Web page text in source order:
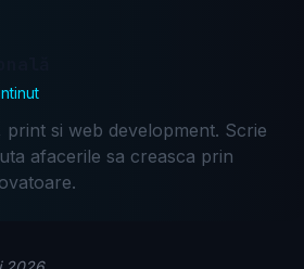
print si web development. Scrie
afacerile sa creasca prin